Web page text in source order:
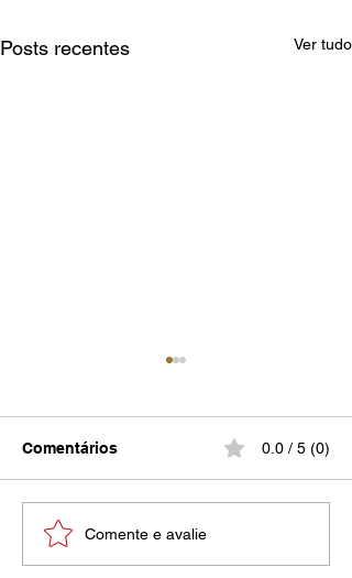
Posts recentes Ver tudo
Uma dor inimaginável
Comentários 0.0 / 5 (0)
Comente e avalie